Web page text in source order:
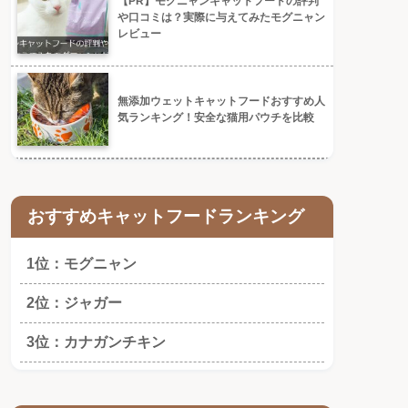
や口コミは？実際に与えてみたモグニャン
レビュー
無添加ウェットキャットフードおすすめ人
気ランキング！安全な猫用パウチを比較
おすすめキャットフードランキング
1位：モグニャン
2位：ジャガー
3位：カナガンチキン